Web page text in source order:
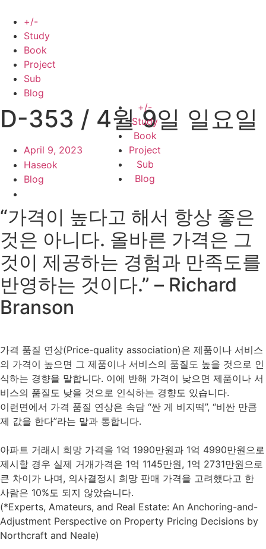
content
+/-
Study
Book
Project
Sub
Blog
+/-
Study
Book
Project
Sub
Blog
D-353 / 4월 9일 일요일
April 9, 2023
Haseok
Blog
“가격이 높다고 해서 항상 좋은
것은 아니다. 올바른 가격은 그
것이 제공하는 경험과 만족도를
반영하는 것이다.” – Richard
Branson
가격 품질 연상(Price-quality association)은 제품이나 서비스
의 가격이 높으면 그 제품이나 서비스의 품질도 높을 것으로 인
식하는 경향을 말합니다. 이에 반해 가격이 낮으면 제품이나 서
비스의 품질도 낮을 것으로 인식하는 경향도 있습니다.
이런면에서 가격 품질 연상은 속담 “싼 게 비지떡”, “비싼 만큼
제 값을 한다”라는 말과 통합니다.
아파트 거래시 희망 가격을 1억 1990만원과 1억 4990만원으로
제시할 경우 실제 거개가격은 1억 1145만원, 1억 2731만원으로
큰 차이가 나며, 의사결정시 희망 판매 가격을 고려했다고 한
사람은 10%도 되지 않았습니다.
(*Experts, Amateurs, and Real Estate: An Anchoring-and-
Adjustment Perspective on Property Pricing Decisions by
Northcraft and Neale)